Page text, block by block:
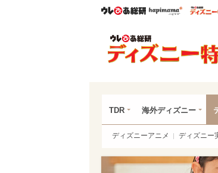
ウレぴあ総研ハピマ
TDR 海外ディズニー
ディズニーアニメ ディズニー